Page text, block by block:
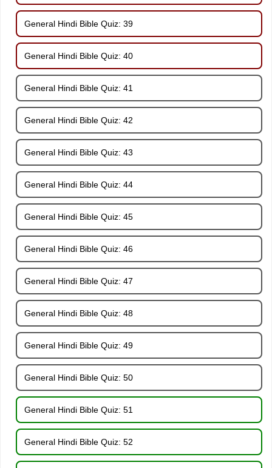
General Hindi Bible Quiz: 39
General Hindi Bible Quiz: 40
General Hindi Bible Quiz: 41
General Hindi Bible Quiz: 42
General Hindi Bible Quiz: 43
General Hindi Bible Quiz: 44
General Hindi Bible Quiz: 45
General Hindi Bible Quiz: 46
General Hindi Bible Quiz: 47
General Hindi Bible Quiz: 48
General Hindi Bible Quiz: 49
General Hindi Bible Quiz: 50
General Hindi Bible Quiz: 51
General Hindi Bible Quiz: 52